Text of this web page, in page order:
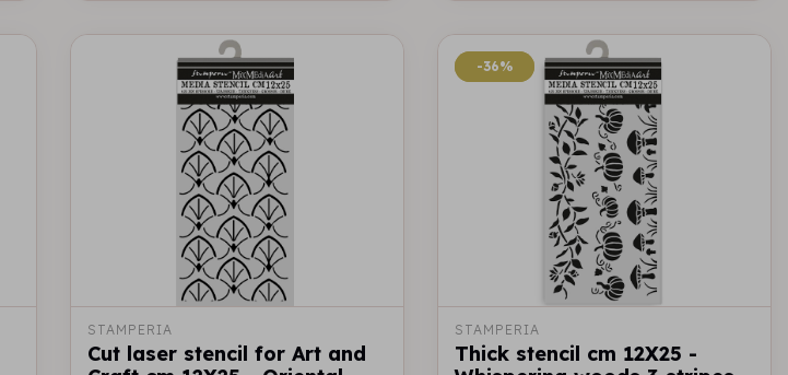
STAMPERIA
Cut laser stencil for Art and
-36%
-36%
STAMPERIA
Thick stencil cm 12X25 -